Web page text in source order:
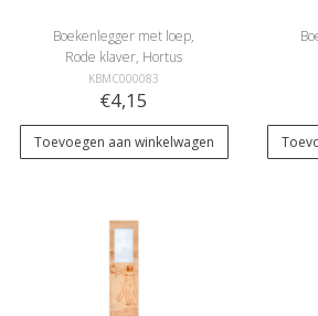
Boekenlegger met loep,
Rode klaver, Hortus
Botanicus
KBMC000083
€4,15
Toevoegen aan winkelwagen